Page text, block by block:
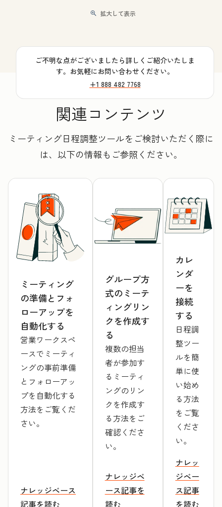
拡大して表示
ご不明な点がございましたら詳しくご紹介いたしま
す。お気軽にお問い合わせください。
+1 888 482 7768
関連コンテンツ
ミーティング日程調整ツールをご検討いただく際に
は、以下の情報もご参照ください。
ミーティング
の準備とフォ
ローアップを
自動化する
営業ワークスペ
ースでミーティ
ングの事前準備
とフォローアッ
プを自動化する
方法をご覧くだ
さい。
ナレッジベース
記事を読む
グループ方
式のミーテ
ィングリン
クを作成す
る
複数の担当
者が参加す
るミーティ
ングのリン
クを作成す
る方法をご
確認くださ
い。
ナレッジベ
ース記事を
読む
カレ
ンダ
ーを
接続
する
日程調
整ツー
ルを簡
単に使
い始め
る方法
をご覧
くださ
い。
ナレッ
ジベー
ス記事
を読む